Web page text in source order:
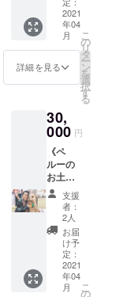
す。ボ
クシン
グ未経
験者の
方でも
い！ ※
日程、
時間は
メール
にて要
相談
ターン
をご用
意させ
ていた
だきま
した！
長い間
に滞在
した僕
が厳選
したペ
ルーの
お土産
セット
をお届
けいた
しま
す。ペ
ルーの
民芸品
やキー
ホル
2021
年04
月
詳細を見る
こ
の
リ
タ
ー
ン
を
選
択
す
る
30,
000 円
《ペ
ルーの
お土
産"極"
》 ペ
ルーで
高級品
「アン
デスの
宝石」
と言わ
れるそ
支援
者：
2人
お届
け予
定：
2021
年04
月
こ
の